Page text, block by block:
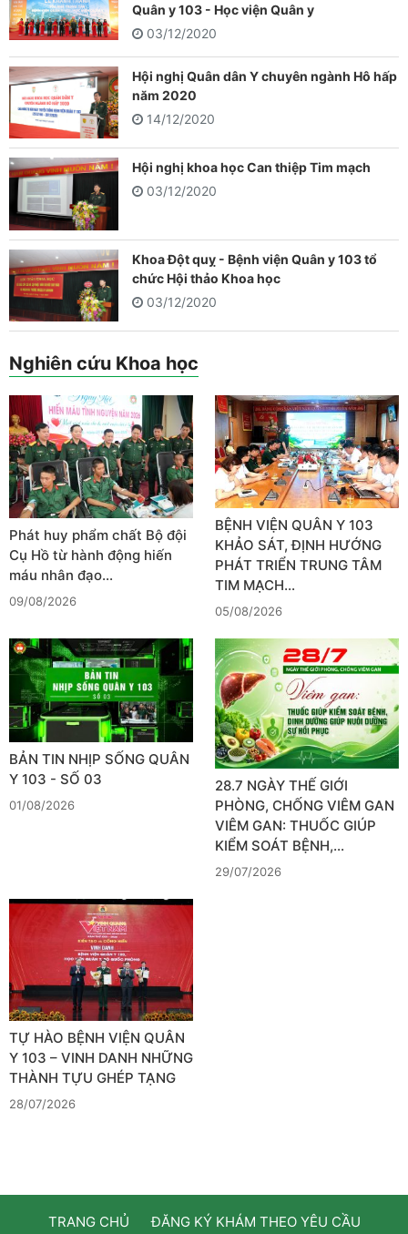
Quân y 103 - Học viện Quân y
03/12/2020
Hội nghị Quân dân Y chuyên ngành Hô hấp
năm 2020
14/12/2020
Hội nghị khoa học Can thiệp Tim mạch
03/12/2020
Khoa Đột quỵ - Bệnh viện Quân y 103 tổ
chức Hội thảo Khoa học
03/12/2020
Nghiên cứu Khoa học
Phát huy phẩm chất Bộ đội
Cụ Hồ từ hành động hiến
máu nhân đạo…
09/08/2026
BỆNH VIỆN QUÂN Y 103
KHẢO SÁT, ĐỊNH HƯỚNG
PHÁT TRIỂN TRUNG TÂM
TIM MẠCH…
05/08/2026
BẢN TIN NHỊP SỐNG QUÂN
Y 103 - SỐ 03
01/08/2026
28.7 NGÀY THẾ GIỚI
PHÒNG, CHỐNG VIÊM GAN
VIÊM GAN: THUỐC GIÚP
KIỂM SOÁT BỆNH,…
29/07/2026
TỰ HÀO BỆNH VIỆN QUÂN
Y 103 – VINH DANH NHỮNG
THÀNH TỰU GHÉP TẠNG
28/07/2026
TRANG CHỦ ĐĂNG KÝ KHÁM THEO YÊU CẦU